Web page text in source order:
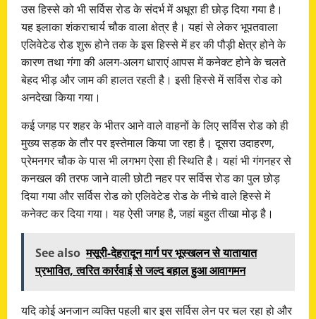
उस हिस्से को भी सर्विस रोड के संदर्भ में अधूरा ही छोड़ दिया गया है।
यह इलाका शंकराचार्य चौक वाला क्षेत्र है। यहां से लेकर भूपतवाला
एलिवेटेड रोड शुरू होने तक के इस हिस्से में हर की पौड़ी क्षेत्र होने के
कारण तथा गंगा की अलग-अलग धाराएं आपस में कनेक्ट होने के चलते
बेहद भीड़ और जाम की हालत रहती है। इसी हिस्से में सर्विस रोड को
अनदेखा किया गया।
कई जगह पर शहर के भीतर आने वाले वाहनों के लिए सर्विस रोड को ही
मुख्य सड़क के तौर पर इस्तेमाल किया जा रहा है। दूसरा उदाहरण,
प्रेमनगर चौक के पास भी लगभग ऐसा ही स्थिति है। यहां भी गंगनहर से
कनखल की तरफ जाने वाली छोटी नहर पर सर्विस रोड का पुल छोड़
दिया गया और सर्विस रोड को एलिवेटेड रोड के नीचे वाले हिस्से में
कनेक्ट कर दिया गया। यह ऐसी जगह है, जहां बहुत तीखा मोड़ है।
See also मसूरी-देहरादून मार्ग पर भूस्खलन से यातायात
प्रभावित, त्वरित कार्रवाई से जल्द बहाल हुआ आवागमन
यदि कोई अनजान व्यक्ति पहली बार इस सर्विस लेन पर चल रहा हो और